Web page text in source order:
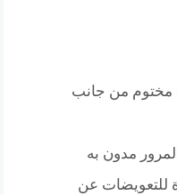
مختوم من جانب
مدون به
للتعويضات عن